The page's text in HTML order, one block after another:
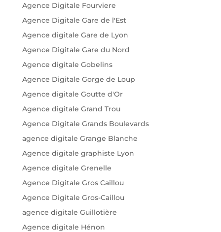
Agence Digitale Fourviere
Agence Digitale Gare de l'Est
Agence digitale Gare de Lyon
Agence Digitale Gare du Nord
Agence digitale Gobelins
Agence Digitale Gorge de Loup
Agence digitale Goutte d'Or
Agence digitale Grand Trou
Agence Digitale Grands Boulevards
agence digitale Grange Blanche
Agence digitale graphiste Lyon
Agence digitale Grenelle
Agence Digitale Gros Caillou
Agence Digitale Gros-Caillou
agence digitale Guillotière
Agence digitale Hénon